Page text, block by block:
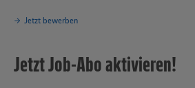
Jetzt bewerben
Jetzt Job-Abo aktivieren!